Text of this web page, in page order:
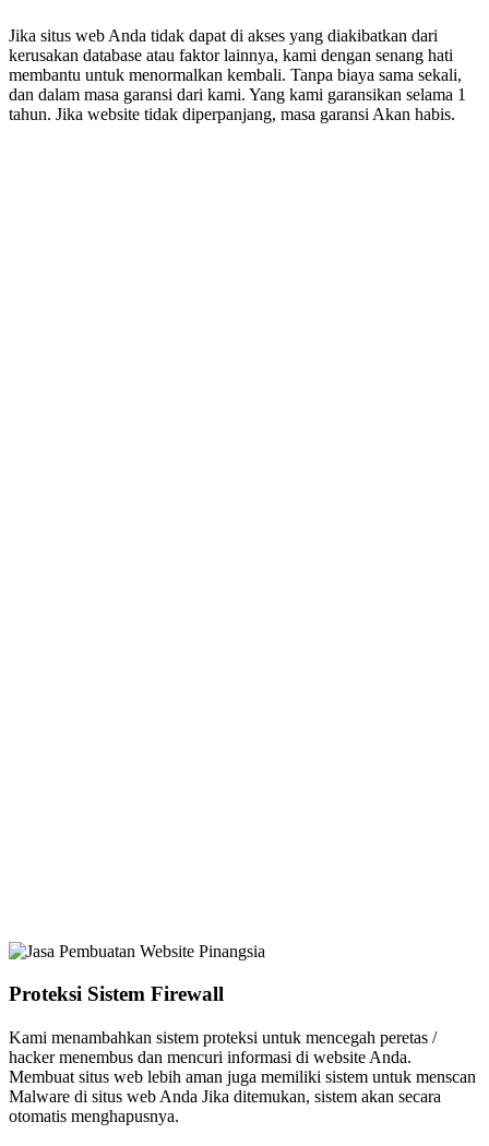
Jika situs web Anda tidak dapat di akses yang diakibatkan dari
kerusakan database atau faktor lainnya, kami dengan senang hati
membantu untuk menormalkan kembali. Tanpa biaya sama sekali,
dan dalam masa garansi dari kami. Yang kami garansikan selama 1
tahun. Jika website tidak diperpanjang, masa garansi Akan habis.
Proteksi Sistem Firewall
Kami menambahkan sistem proteksi untuk mencegah peretas /
hacker menembus dan mencuri informasi di website Anda.
Membuat situs web lebih aman juga memiliki sistem untuk menscan
Malware di situs web Anda Jika ditemukan, sistem akan secara
otomatis menghapusnya.